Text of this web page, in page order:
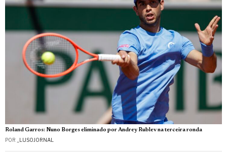
Roland Garros: Nuno Borges eliminado por Andrey Rublev na terceira ronda
POR _LUSOJORNAL